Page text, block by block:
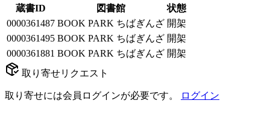
蔵書ID
図書館
状態
0000361487 BOOK PARK ちばぎんざ 開架
0000361495 BOOK PARK ちばぎんざ 開架
0000361881 BOOK PARK ちばぎんざ 開架
取り寄せリクエスト
取り寄せには会員ログインが必要です。 ログイン